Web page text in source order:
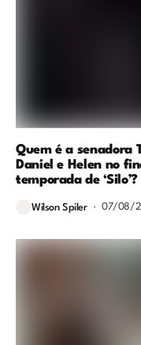
Quem é a senadora
Daniel e Helen no
temporada de ‘Silo’?
Wilson Spiler 07/08/